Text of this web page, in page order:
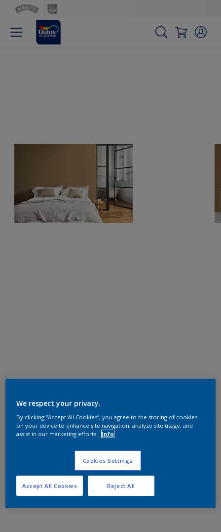
We respect your privacy.
By clicking “Accept All Cookies”, you agree to the storing of cookies
on your device to enhance site navigation, analyze site usage, and
assist in our marketing efforts.
Info
Cookies Settings
Reject All
Accept All Cookies